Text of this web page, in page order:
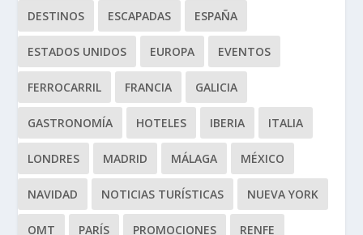
DESTINOS ESCAPADAS ESPAÑA
ESTADOS UNIDOS EUROPA EVENTOS
FERROCARRIL FRANCIA GALICIA
GASTRONOMÍA HOTELES IBERIA ITALIA
LONDRES MADRID MÁLAGA MÉXICO
NAVIDAD NOTICIAS TURÍSTICAS NUEVA YORK
OMT PARÍS PROMOCIONES RENFE